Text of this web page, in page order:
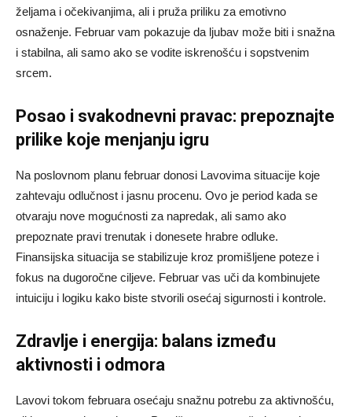
željama i očekivanjima, ali i pruža priliku za emotivno
osnaženje. Februar vam pokazuje da ljubav može biti i snažna
i stabilna, ali samo ako se vodite iskrenošću i sopstvenim
srcem.
Posao i svakodnevni pravac: prepoznajte
prilike koje menjanju igru
Na poslovnom planu februar donosi Lavovima situacije koje
zahtevaju odlučnost i jasnu procenu. Ovo je period kada se
otvaraju nove mogućnosti za napredak, ali samo ako
prepoznate pravi trenutak i donesete hrabre odluke.
Finansijska situacija se stabilizuje kroz promišljene poteze i
fokus na dugoročne ciljeve. Februar vas uči da kombinujete
intuiciju i logiku kako biste stvorili osećaj sigurnosti i kontrole.
Zdravlje i energija: balans između
aktivnosti i odmora
Lavovi tokom februara osećaju snažnu potrebu za aktivnošću,